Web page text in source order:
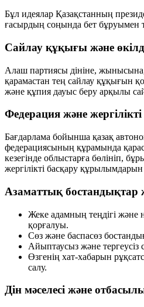
Бұл идеялар Қазақстанның
ғасырдың соңында бет бұруымен
Сайлау құқығы және
Алаш партиясы дініне,
қарамастан тең сайлау құқығын
және құпия дауыс беру арқылы
Федерация және
Бағдарлама бойынша қазақ
федерациясының құрамында
кезегінде облыстарға бөлініп,
жергілікті басқару
Азаматтық бостандықтар
Жеке адамның теңдігі және
қорғалуы.
Сөз және баспасөз
Айыптаусыз және тергеусіз
Өзгенің хат-хабарын
салу.
Дін мәселесі және